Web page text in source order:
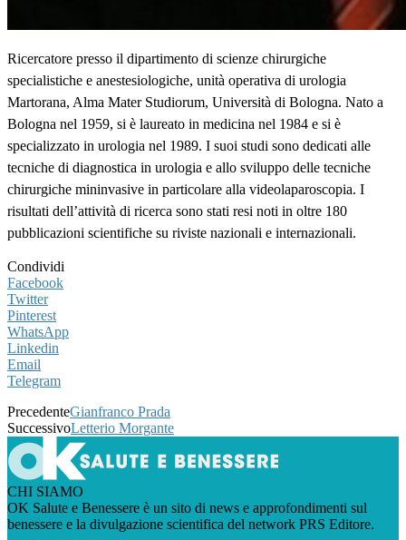
Ricercatore presso il dipartimento di scienze chirurgiche
specialistiche e anestesiologiche, unità operativa di urologia
Martorana, Alma Mater Studiorum, Università di Bologna. Nato a
Bologna nel 1959, si è laureato in medicina nel 1984 e si è
specializzato in urologia nel 1989. I suoi studi sono dedicati alle
tecniche di diagnostica in urologia e allo sviluppo delle tecniche
chirurgiche mininvasive in particolare alla videolaparoscopia. I
risultati dell’attività di ricerca sono stati resi noti in oltre 180
pubblicazioni scientifiche su riviste nazionali e internazionali.
Condividi
Facebook
Twitter
Pinterest
WhatsApp
Linkedin
Email
Telegram
PrecedenteGianfranco Prada
SuccessivoLetterio Morgante
CHI SIAMO
OK Salute e Benessere è un sito di news e approfondimenti sul
benessere e la divulgazione scientifica del network PRS Editore.